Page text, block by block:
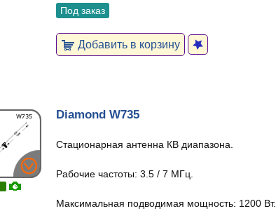
Под заказ
Добавить в корзину
Diamond W735
Стационарная антенна КВ диапазона.
Рабочие частоты: 3.5 / 7 МГц.
Максимальная подводимая мощность: 1200 Вт.